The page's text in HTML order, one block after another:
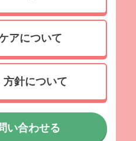
アについて
針について
い合わせる